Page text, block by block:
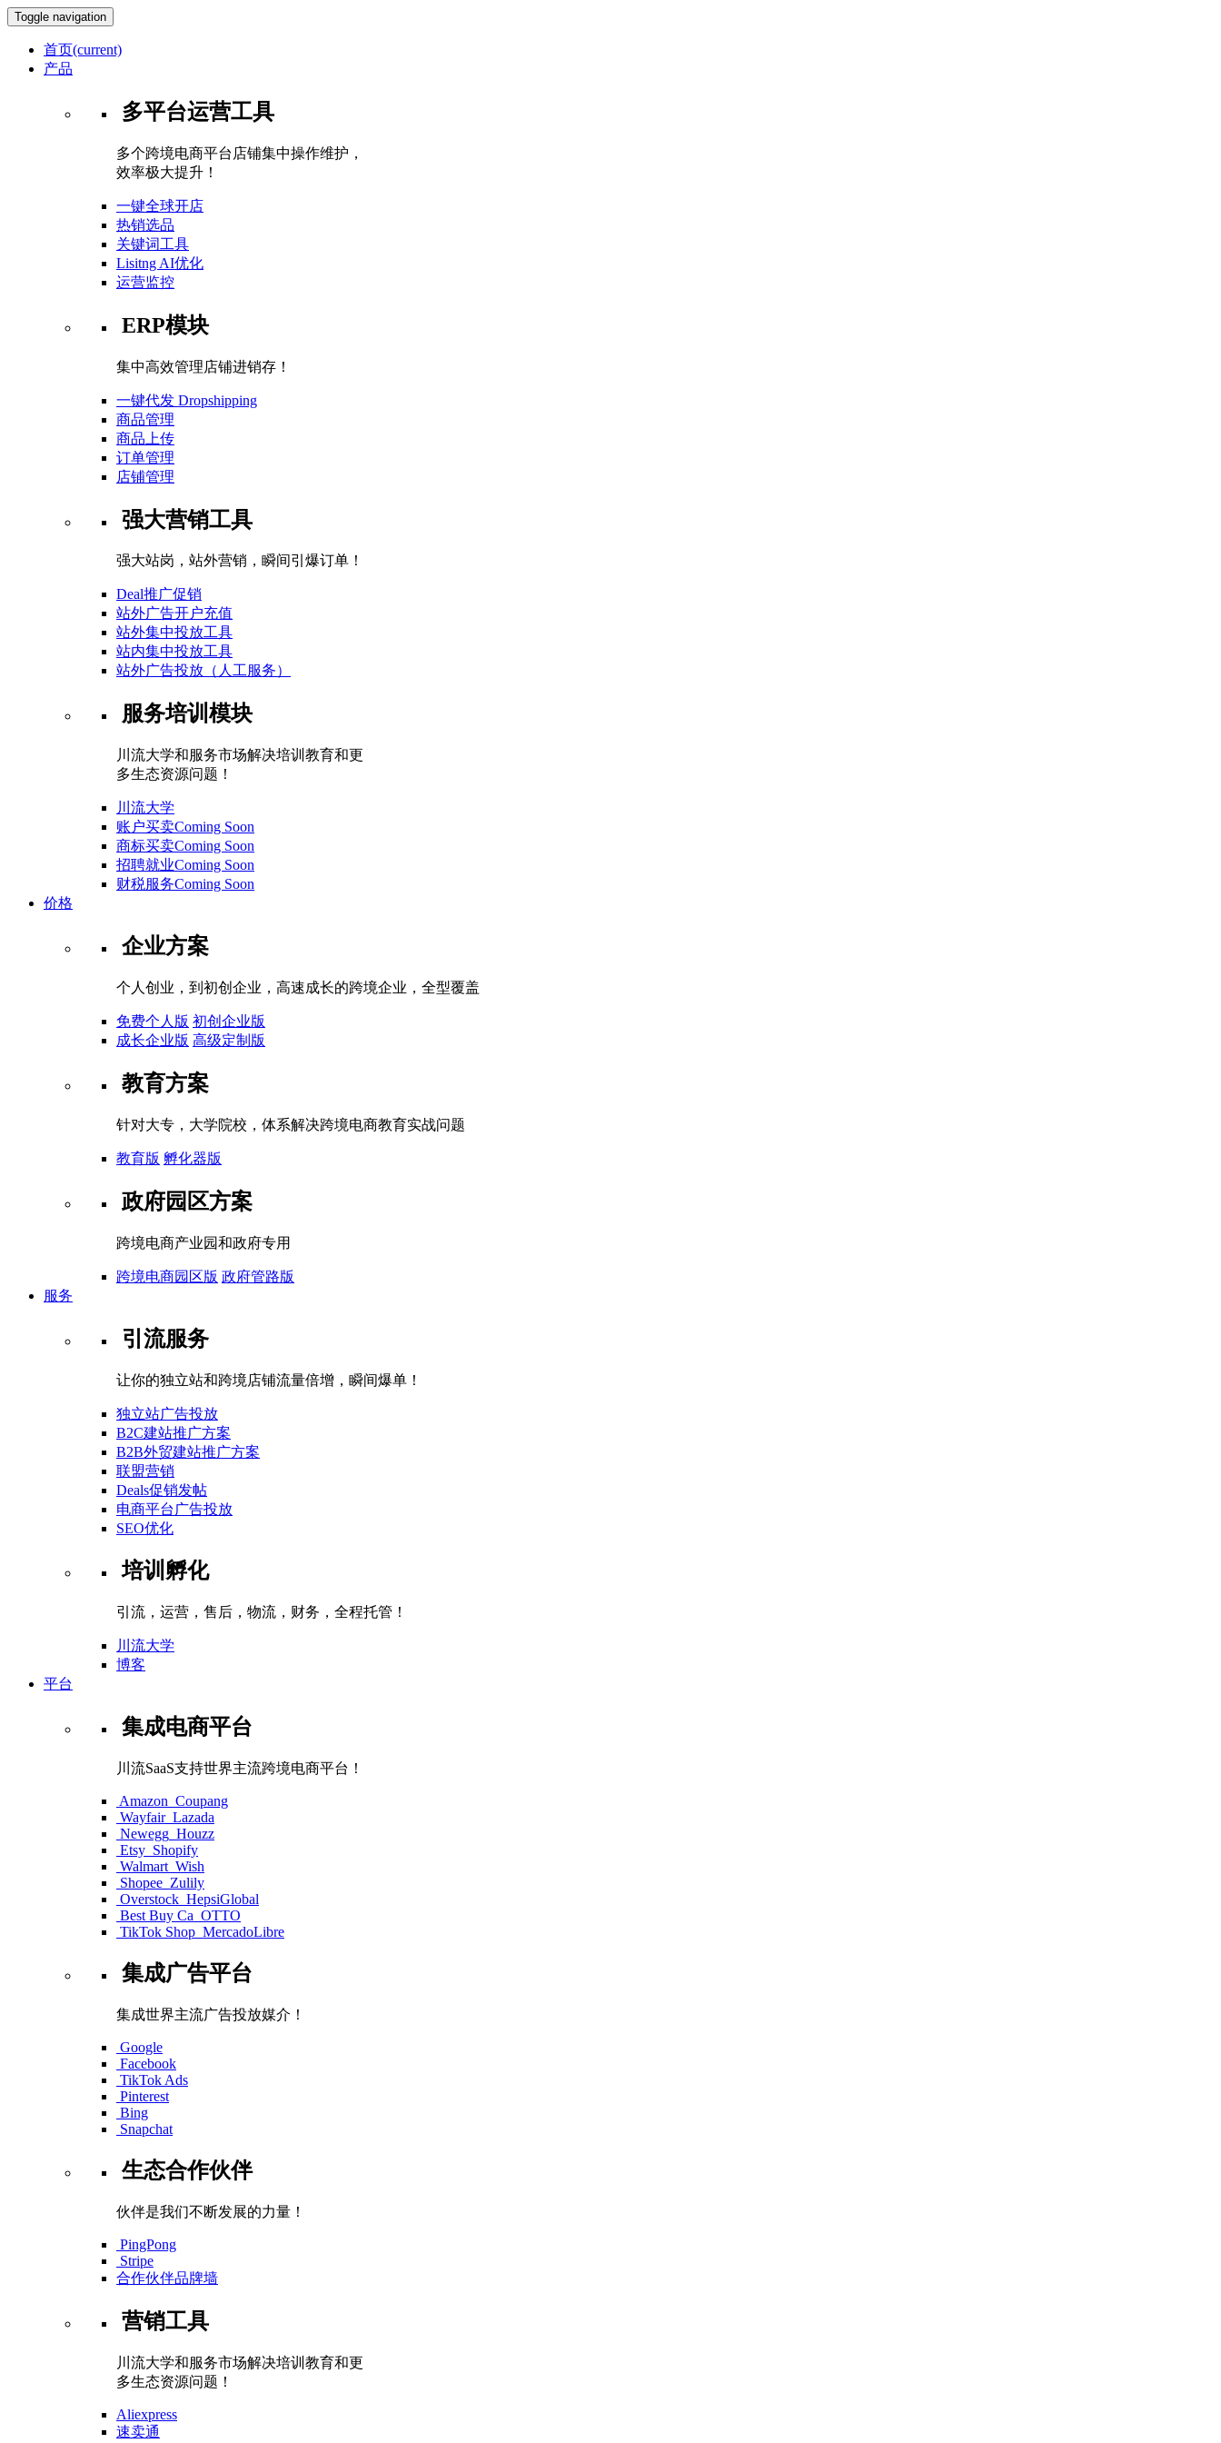
Toggle navigation
首页(current)
产品
多平台运营工具
多个跨境电商平台店铺集中操作维护，
效率极大提升！
一键全球开店
热销选品
关键词工具
Lisitng AI优化
运营监控
ERP模块
集中高效管理店铺进销存！
一键代发 Dropshipping
商品管理
商品上传
订单管理
店铺管理
强大营销工具
强大站岗，站外营销，瞬间引爆订单！
Deal推广促销
站外广告开户充值
站外集中投放工具
站内集中投放工具
站外广告投放（人工服务）
服务培训模块
川流大学和服务市场解决培训教育和更
多生态资源问题！
川流大学
账户买卖Coming Soon
商标买卖Coming Soon
招聘就业Coming Soon
财税服务Coming Soon
价格
企业方案
个人创业，到初创企业，高速成长的跨境企业，全型覆盖
免费个人版 初创企业版
成长企业版 高级定制版
教育方案
针对大专，大学院校，体系解决跨境电商教育实战问题
教育版 孵化器版
政府园区方案
跨境电商产业园和政府专用
跨境电商园区版 政府管路版
服务
引流服务
让你的独立站和跨境店铺流量倍增，瞬间爆单！
独立站广告投放
B2C建站推广方案
B2B外贸建站推广方案
联盟营销
Deals促销发帖
电商平台广告投放
SEO优化
培训孵化
引流，运营，售后，物流，财务，全程托管！
川流大学
博客
平台
集成电商平台
川流SaaS支持世界主流跨境电商平台！
Amazon Coupang
Wayfair Lazada
Newegg Houzz
Etsy Shopify
Walmart Wish
Shopee Zulily
Overstock HepsiGlobal
Best Buy Ca OTTO
TikTok Shop MercadoLibre
集成广告平台
集成世界主流广告投放媒介！
Google
Facebook
TikTok Ads
Pinterest
Bing
Snapchat
生态合作伙伴
伙伴是我们不断发展的力量！
PingPong
Stripe
合作伙伴品牌墙
营销工具
川流大学和服务市场解决培训教育和更
多生态资源问题！
Aliexpress
速卖通